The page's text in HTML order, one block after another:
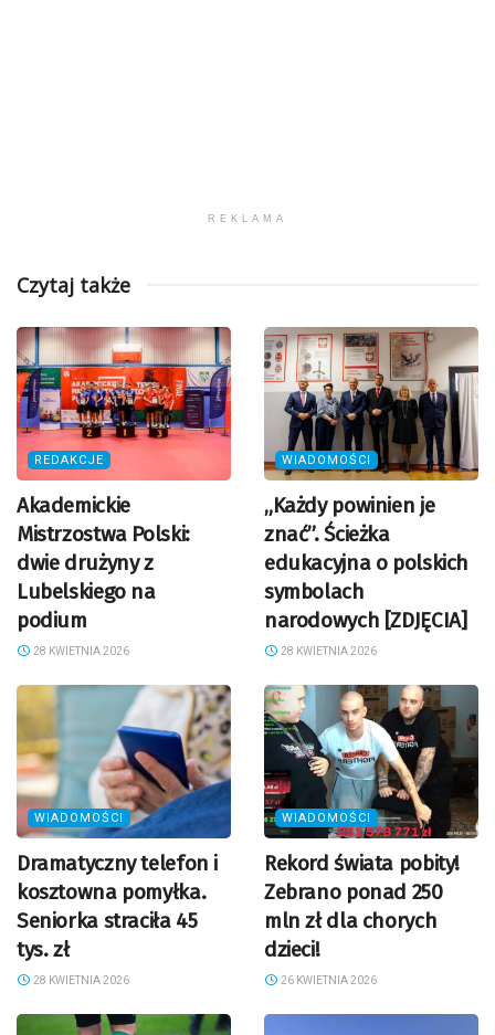
REKLAMA
Czytaj także
REDAKCJE
Akademickie
Mistrzostwa Polski:
dwie drużyny z
Lubelskiego na
podium
28 KWIETNIA 2026
WIADOMOŚCI
„Każdy powinien je
znać”. Ścieżka
edukacyjna o polskich
symbolach
narodowych [ZDJĘCIA]
28 KWIETNIA 2026
WIADOMOŚCI
Dramatyczny telefon i
kosztowna pomyłka.
Seniorka straciła 45
tys. zł
28 KWIETNIA 2026
WIADOMOŚCI
Rekord świata pobity!
Zebrano ponad 250
mln zł dla chorych
dzieci!
26 KWIETNIA 2026